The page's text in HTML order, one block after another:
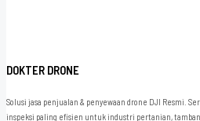
DOKTER DRONE
Solusi jasa penjualan & penyewaan drone DJI Resmi.
inspeksi paling efisien untuk industri pertanian,